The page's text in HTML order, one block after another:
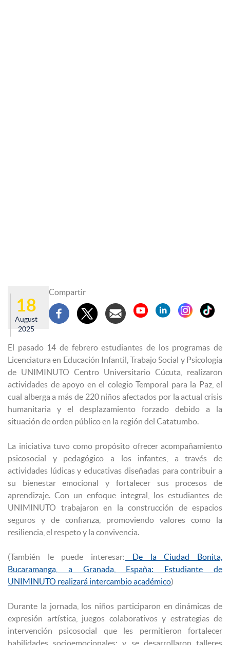
18
August
2025
Compartir
El pasado 14 de febrero estudiantes de los programas de
Licenciatura en Educación Infantil, Trabajo Social y Psicología
de UNIMINUTO Centro Universitario Cúcuta, realizaron
actividades de apoyo en el colegio Temporal para la Paz, el
cual alberga a más de 220 niños afectados por la actual crisis
humanitaria y el desplazamiento forzado debido a la
situación de orden público en la región del Catatumbo.
La iniciativa tuvo como propósito ofrecer acompañamiento
psicosocial y pedagógico a los infantes, a través de
actividades lúdicas y educativas diseñadas para contribuir a
su bienestar emocional y fortalecer sus procesos de
aprendizaje. Con un enfoque integral, los estudiantes de
UNIMINUTO trabajaron en la construcción de espacios
seguros y de confianza, promoviendo valores como la
resiliencia, el respeto y la convivencia.
(También le puede interesar:
De la Ciudad Bonita,
Bucaramanga, a Granada, España: Estudiante de
UNIMINUTO realizará intercambio académico)
Durante la jornada, los niños participaron en dinámicas de
expresión artística, juegos colaborativos y estrategias de
intervención psicosocial que les permitieron fortalecer
habilidades socioemocionales; y se desarrollaron talleres